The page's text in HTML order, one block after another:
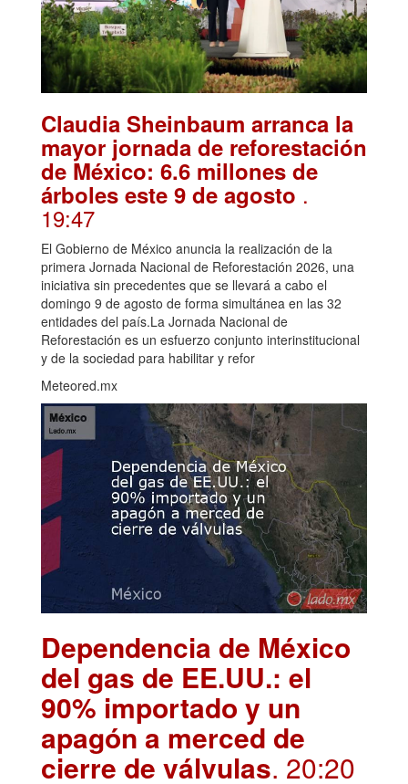
Claudia Sheinbaum arranca la
mayor jornada de reforestación
de México: 6.6 millones de
árboles este 9 de agosto .
19:47
El Gobierno de México anuncia la realización de la
primera Jornada Nacional de Reforestación 2026, una
iniciativa sin precedentes que se llevará a cabo el
domingo 9 de agosto de forma simultánea en las 32
entidades del país.La Jornada Nacional de
Reforestación es un esfuerzo conjunto interinstitucional
y de la sociedad para habilitar y refor
Meteored.mx
Dependencia de México
del gas de EE.UU.: el
90% importado y un
apagón a merced de
cierre de válvulas. 20:20